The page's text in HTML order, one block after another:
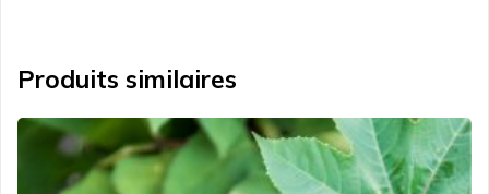
Produits similaires